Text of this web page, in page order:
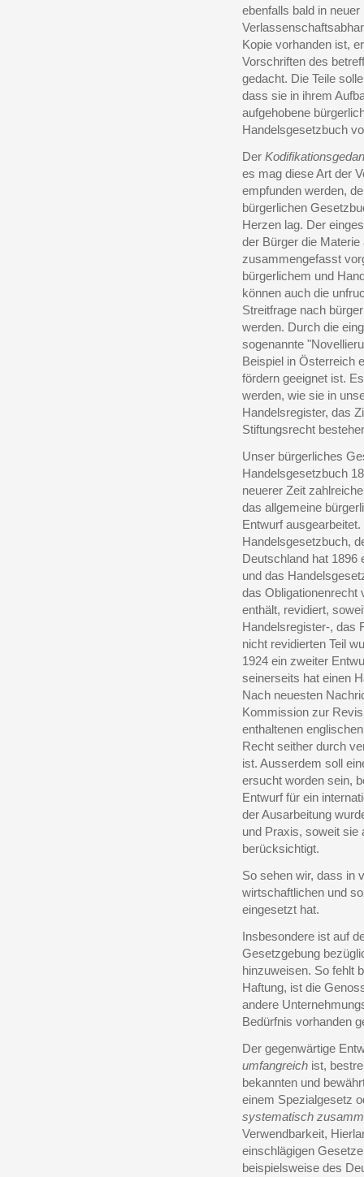
ebenfalls bald in
Kopie vorhanden ist,
Vorschriften des
gedacht. Die Teile
dass sie in ihrem
aufgehobene
Handelsgesetzbuch
Der
es mag diese Art der
empfunden werden,
bürgerlichen
Herzen lag. Der
der Bürger die
zusammengefasst
bürgerlichem und
können auch die
Streitfrage nach
werden. Durch die
sogenannte
Beispiel in Österreich
fördern geeignet ist.
werden, wie sie in
Handelsregister, das
Stiftungsrecht
Unser bürgerliches
Handelsgesetzbuch
neuerer Zeit
das allgemeine
Entwurf
Handelsgesetzbuch,
Deutschland hat 1896
und das
das Obligationenrecht
enthält, revidiert,
Handelsregister-, das
nicht revidierten Teil
1924 ein zweiter
seinerseits hat einen
Nach neuesten
Kommission zur
enthaltenen
Recht seither durch
ist. Ausserdem soll
ersucht worden sein,
Entwurf für ein
der Ausarbeitung
und Praxis, soweit sie
berücksichtigt.
So sehen wir, dass in
wirtschaftlichen und
eingesetzt hat.
Insbesondere ist auf
Gesetzgebung
hinzuweisen. So fehlt
Haftung, ist die
andere
Bedürfnis vorhanden
Der gegenwärtige
umfangreich ist,
bekannten und
einem Spezialgesetz
systematisch
Verwendbarkeit,
einschlägigen
beispielsweise des